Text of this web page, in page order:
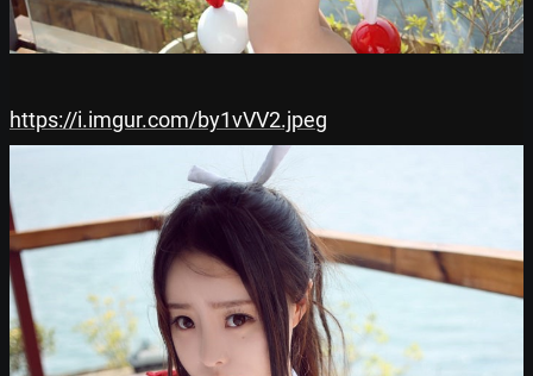
https://i.imgur.com/by1vVV2.jpeg